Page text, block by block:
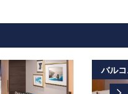
バル